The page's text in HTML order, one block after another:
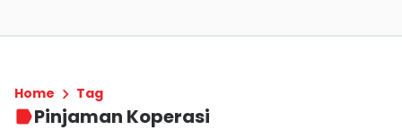
Home Tag
Pinjaman Koperasi